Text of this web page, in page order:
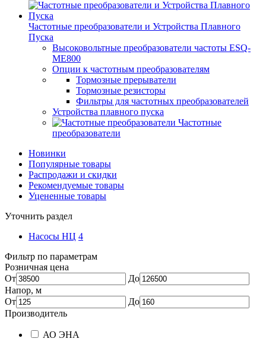
Частотные преобразователи и Устройства Плавного
Пуска
Высоковольтные преобразователи частоты ESQ-
ME800
Опции к частотным преобразователям
Тормозные прерыватели
Тормозные резисторы
Фильтры для частотных преобразователей
Устройства плавного пуска
Частотные
преобразователи
Новинки
Популярные товары
Распродажи и скидки
Рекомендуемые товары
Уцененные товары
Уточнить раздел
Насосы НЦ 4
Фильтр по параметрам
Розничная цена
От
До
Напор, м
От
До
Производитель
АО ЭНА